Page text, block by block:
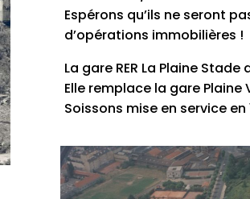
Espérons qu’ils ne seront
d’opérations immobilières !
La gare RER La Plaine
Elle remplace la gare
Soissons mise en service en